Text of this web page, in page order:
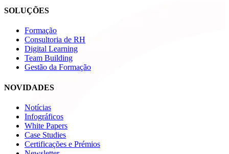
SOLUÇÕES
Formação
Consultoria de RH
Digital Learning
Team Building
Gestão da Formação
NOVIDADES
Notícias
Infográficos
White Papers
Case Studies
Certificações e Prémios